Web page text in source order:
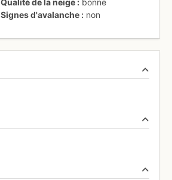
Signes d'avalanche
non